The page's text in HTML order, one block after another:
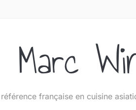
Marc
française en cuisine